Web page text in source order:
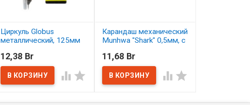
Циркуль Globus
металлический, 125мм
В наличии
12,38 Br
 
Карандаш механический
Munhwa "Shark" 0,5мм, с
В наличии
11,68 Br
 